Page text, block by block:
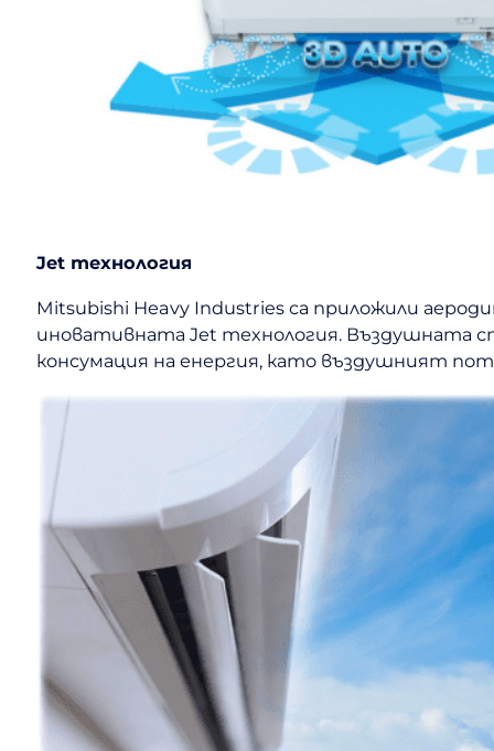
Jet технология
Mitsubishi Heavy Industries са приложили
иновативната Jet технология. Въздушната
консумация на енергия, като въздушният